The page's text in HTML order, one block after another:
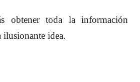
obtener toda la información
ilusionante idea.